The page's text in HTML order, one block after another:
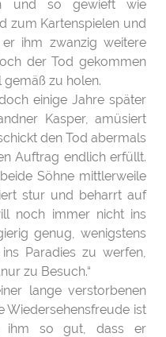
und so gewieft wie
zum Kartenspielen und
ihm zwanzig weitere
der Tod gekommen
gemäß zu holen.
einige Jahre später
Kasper, amüsiert
den Tod abermals
Auftrag endlich erfüllt.
Söhne mittlerweile
stur und beharrt auf
noch immer nicht ins
genug, wenigstens
Paradies zu werfen,
zu Besuch.“
lange verstorbenen
Wiedersehensfreude ist
ihm so gut, dass er